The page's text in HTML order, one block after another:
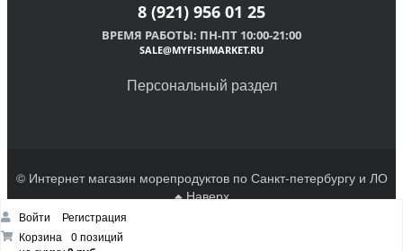
8 (921) 956 01 25
ВРЕМЯ РАБОТЫ: ПН-ПТ 10:00-21:00
SALE@MYFISHMARKET.RU
Персональный раздел
© Интернет магазин морепродуктов по Санкт-петербургу и ЛО
Наверх
Войти
Регистрация
Корзина
0 позиций